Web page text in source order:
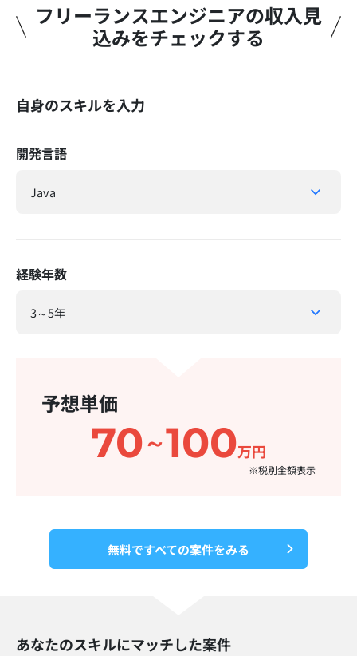
フリーランスエンジニアの収入見
込みをチェックする​
自身のスキルを入力
開発言語
経験年数
予想単価
70～100万円
※税別金額表示​
無料ですべての案件をみる
あなたのスキルにマッチした案件